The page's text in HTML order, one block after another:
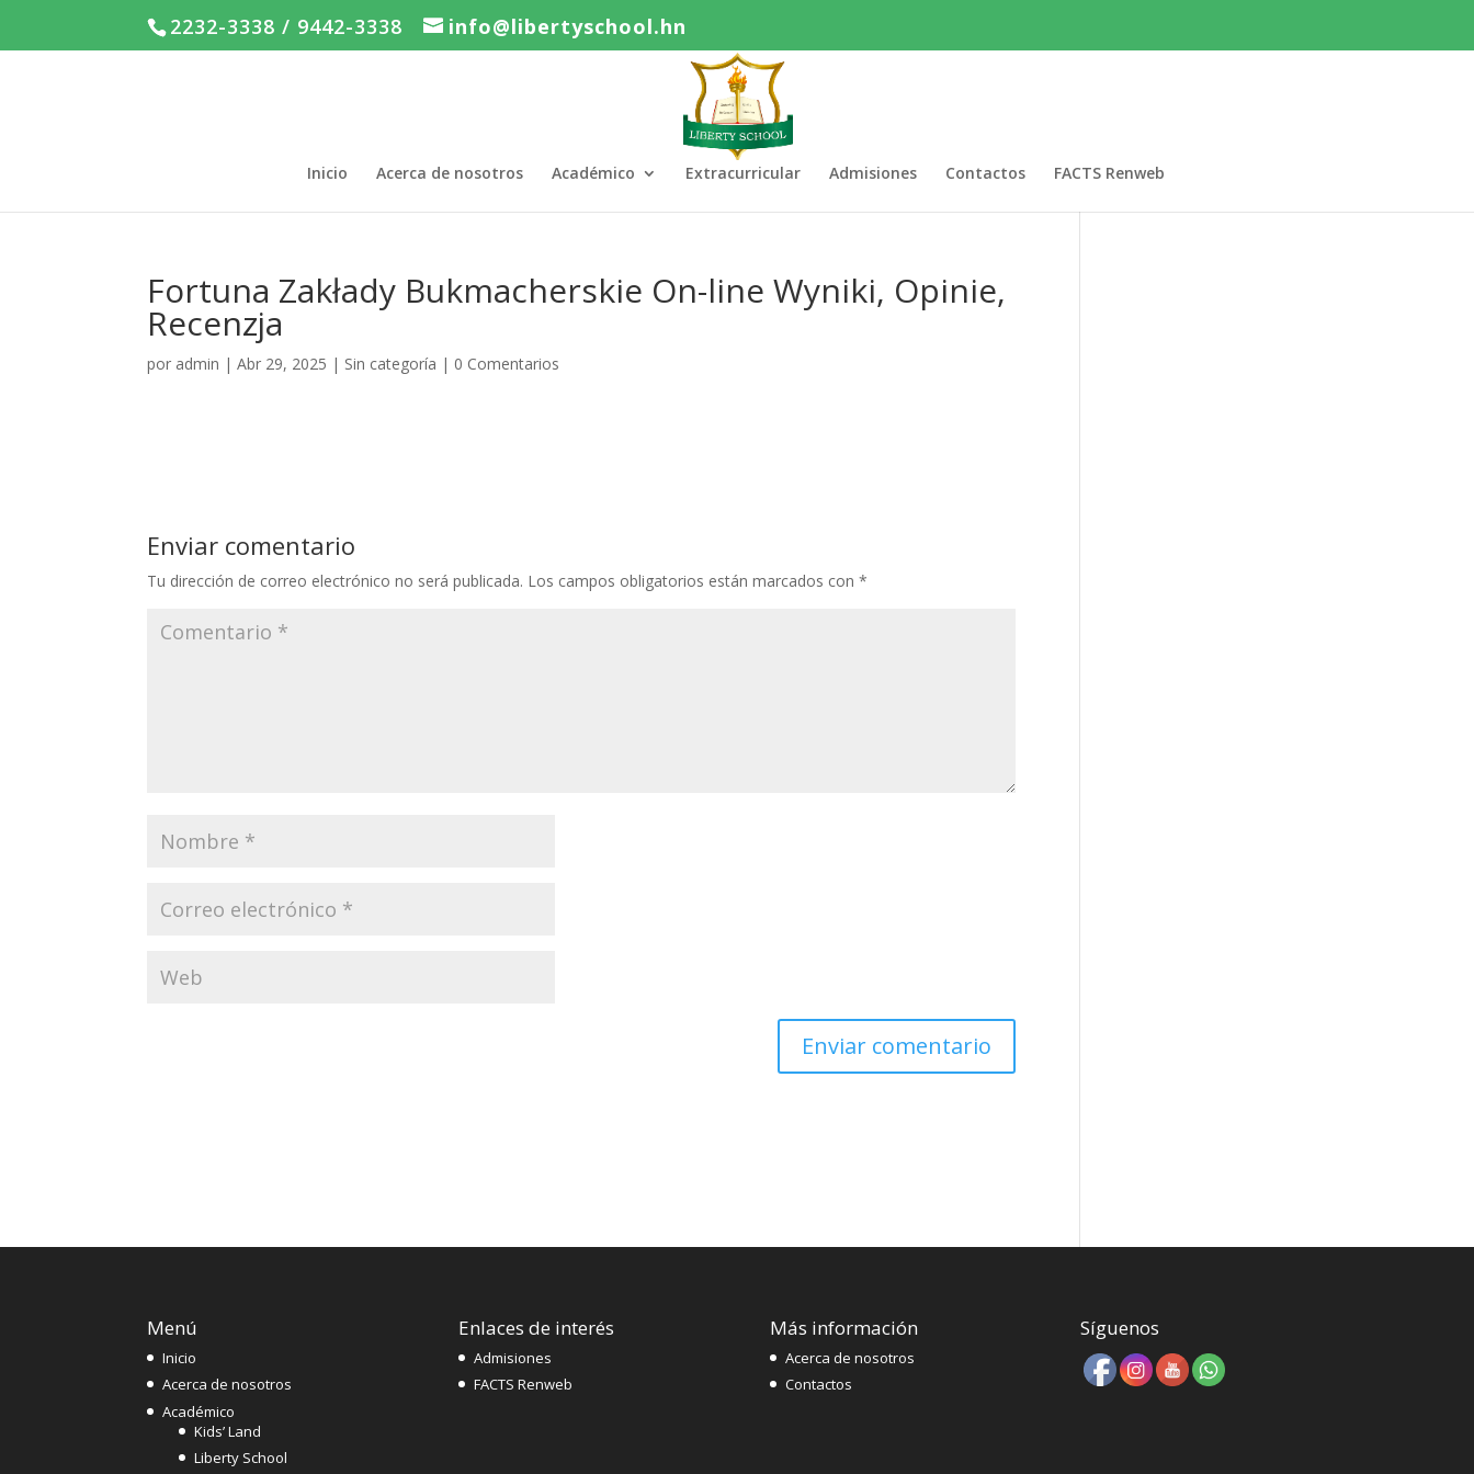
2232-3338 / 9442-3338 info@libertyschool.hn
Inicio Acerca de nosotros Académico Extracurricular Admisiones Contactos FACTS Renweb
Fortuna Zakłady Bukmacherskie On-line Wyniki, Opinie,
Recenzja
por admin |Abr 29, 2025 | Sin categoría | 0 Comentarios
Enviar comentario
Tu dirección de correo electrónico no será publicada. Los campos obligatorios están marcados con*
Menú
Inicio
Acerca de nosotros
Académico
Kids’ Land
Liberty School
Enlaces de interés
Admisiones
FACTS Renweb
Más información
Acerca de nosotros
Contactos
Síguenos